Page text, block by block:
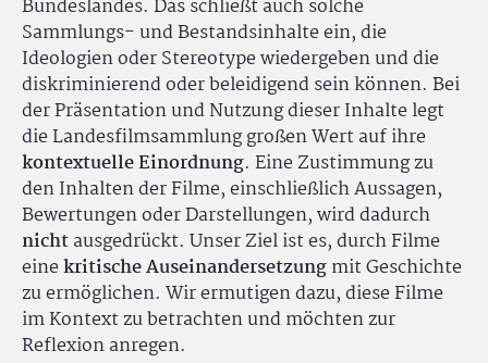
Bundeslandes. Das schließt auch solche
Sammlungs- und Bestandsinhalte ein, die
Ideologien oder Stereotype wiedergeben und die
diskriminierend oder beleidigend sein können. Bei
der Präsentation und Nutzung dieser Inhalte legt
die Landesfilmsammlung großen Wert auf ihre
kontextuelle Einordnung. Eine Zustimmung zu
den Inhalten der Filme, einschließlich Aussagen,
Bewertungen oder Darstellungen, wird dadurch
nichtausgedrückt. Unser Ziel ist es, durch Filme
einekritische Auseinandersetzungmit Geschichte
zu ermöglichen. Wir ermutigen dazu, diese Filme
im Kontext zu betrachten und möchten zur
Reflexion anregen.